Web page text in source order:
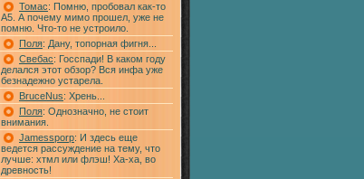
Томас: Помню, пробовал как-то
А5. А почему мимо прошел, уже не
помню. Что-то не устроило.
Поля: Дану, топорная фигня...
Свебас: Госспади! В каком году
делался этот обзор? Вся инфа уже
безнадежно устарела.
BruceNus: Хрень...
Поля: Однозначно, не стоит
внимания.
Jamessporp: И здесь еще
ведется рассуждение на тему, что
лучше: хтмл или флэш! Ха-ха, во
древность!